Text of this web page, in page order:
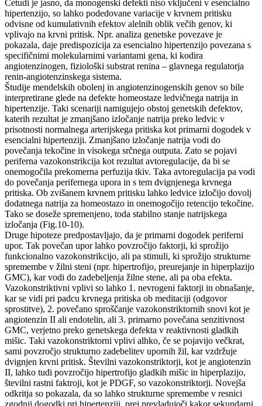
Četudi je jasno, da monogenski defekti niso vključeni v esencialno
hipertenzijo, so lahko podedovane variacije v krvnem pritisku
odvisne od kumulativnih efektov alelnih oblik večih genov, ki
vplivajo na krvni pritisk. Npr. analiza genetske povezave je
pokazala, daje predispozicija za esencialno hipertenzijo povezana s
specifičnimi molekularnimi variantami gena, ki kodira
angiotenzinogen, fiziološki substrat renina – glavnega regulatorja
renin-angiotenzinskega sistema.
Študije mendelskih obolenj in angiotenzinogenskih genov so bile
interpretirane glede na defekte homeostaze ledvičnega natrija in
hipertenzije. Taki scenariji namigujejo obstoj genetskih defektov,
katerih rezultat je zmanjšano izločanje natrija preko ledvic v
prisotnosti normalnega arterijskega pritiska kot primarni dogodek v
esencialni hipertenziji. Zmanjšano izločanje natrija vodi do
povečanja tekočine in visokega srčnega outputa. Zato se pojavi
periferna vazokonstrikcija kot rezultat avtoregulacije, da bi se
onemogočila prekomerna perfuzija tkiv. Taka avtoregulacija pa vodi
do povečanja perifernega upora in s tem dvignjenega krvnega
pritiska. Ob zvišanem krvnem pritisku lahko ledvice izločijo dovolj
dodatnega natrija za homeostazo in onemogočijo retencijo tekočine.
Tako se doseže spremenjeno, toda stabilno stanje natrijskega
izločanja (Fig.10-10).
Druge hipoteze predpostavljajo, da je primarni dogodek periferni
upor. Tak povečan upor lahko povzročijo faktorji, ki sprožijo
funkcionalno vazokonstrikcijo, ali pa stimuli, ki sprožijo strukturne
spremembe v žilni steni (npr. hipertrofijo, preurejanje in hiperplazijo
GMC), kar vodi do zadebeljenja žilne stene, ali pa oba efekta.
Vazokonstriktivni vplivi so lahko 1. nevrogeni faktorji in obnašanje,
kar se vidi pri padcu krvnega pritiska ob meditaciji (odgovor
sprostitve), 2. povečano sproščanje vazokonstriktornih snovi kot je
angiotenzin II ali endotelin, ali 3. primarno povečana senzitivnost
GMC, verjetno preko genetskega defekta v reaktivnosti gladkih
mišic. Taki vazokonstriktorni vplivi alhko, če se pojavijo večkrat,
sami povzročjo strukturno zadebelitev upornih žil, kar vzdržuje
dvignjen krvni pritisk. Številni vazokonstriktorji, kot je angiotenzin
II, lahko tudi povzročijo hipertrofijo gladkih mišic in hiperplazijo,
številni rastni faktroji, kot je PDGF, so vazokonstriktorji. Novejša
odkritja so pokazala, da so lahko strukturne spremembe v resnici
zgodnji dogodki pri hipertenziji, prej prevladujoči kakor sekundarni